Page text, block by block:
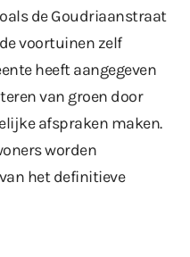
de Goudriaanstraat
voortuinen zelf
heeft aangegeven
van groen door
afspraken maken.
worden
het definitieve